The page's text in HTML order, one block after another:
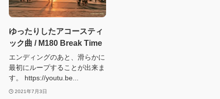
ゆったりしたアコースティ
ック曲 / M180 Break Time
エンディングのあと、滑らかに
最初にループすることが出来ま
す。 https://youtu.be...
2021年7月3日